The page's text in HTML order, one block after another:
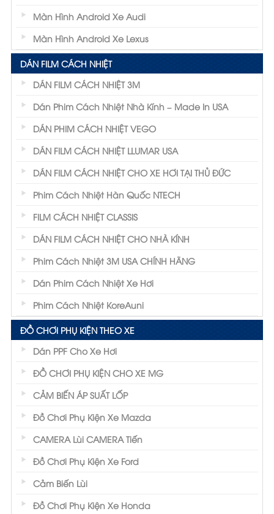
Màn Hình Android Xe Audi
Màn Hình Android Xe Lexus
DÁN FILM CÁCH NHIỆT
DÁN FILM CÁCH NHIỆT 3M
Dán Phim Cách Nhiệt Nhà Kính – Made In USA
DÁN PHIM CÁCH NHIỆT VEGO
DÁN FILM CÁCH NHIỆT LLUMAR USA
DÁN FILM CÁCH NHIỆT CHO XE HƠI TẠI THỦ ĐỨC
Phim Cách Nhiệt Hàn Quốc NTECH
FILM CÁCH NHIỆT CLASSIS
DÁN FILM CÁCH NHIỆT CHO NHÀ KÍNH
Phim Cách Nhiệt 3M USA CHÍNH HÃNG
Dán Phim Cách Nhiệt Xe Hơi
Phim Cách Nhiệt KoreAuni
ĐỒ CHƠI PHỤ KIỆN THEO XE
Dán PPF Cho Xe Hơi
ĐỒ CHƠI PHỤ KIỆN CHO XE MG
CẢM BIẾN ÁP SUẤT LỐP
Đồ Chơi Phụ Kiện Xe Mazda
CAMERA Lùi CAMERA Tiến
Đồ Chơi Phụ Kiện Xe Ford
Cảm Biến Lùi
Đồ Chơi Phụ Kiện Xe Honda